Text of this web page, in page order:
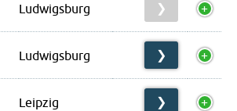
Ludwigsburg ❯
Ludwigsburg ❯
Leipzig ❯